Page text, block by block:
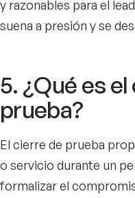
y razonables para el
suena a presión y se
5. ¿Qué es
prueba?
El cierre de prueba
o servicio durante un
formalizar el